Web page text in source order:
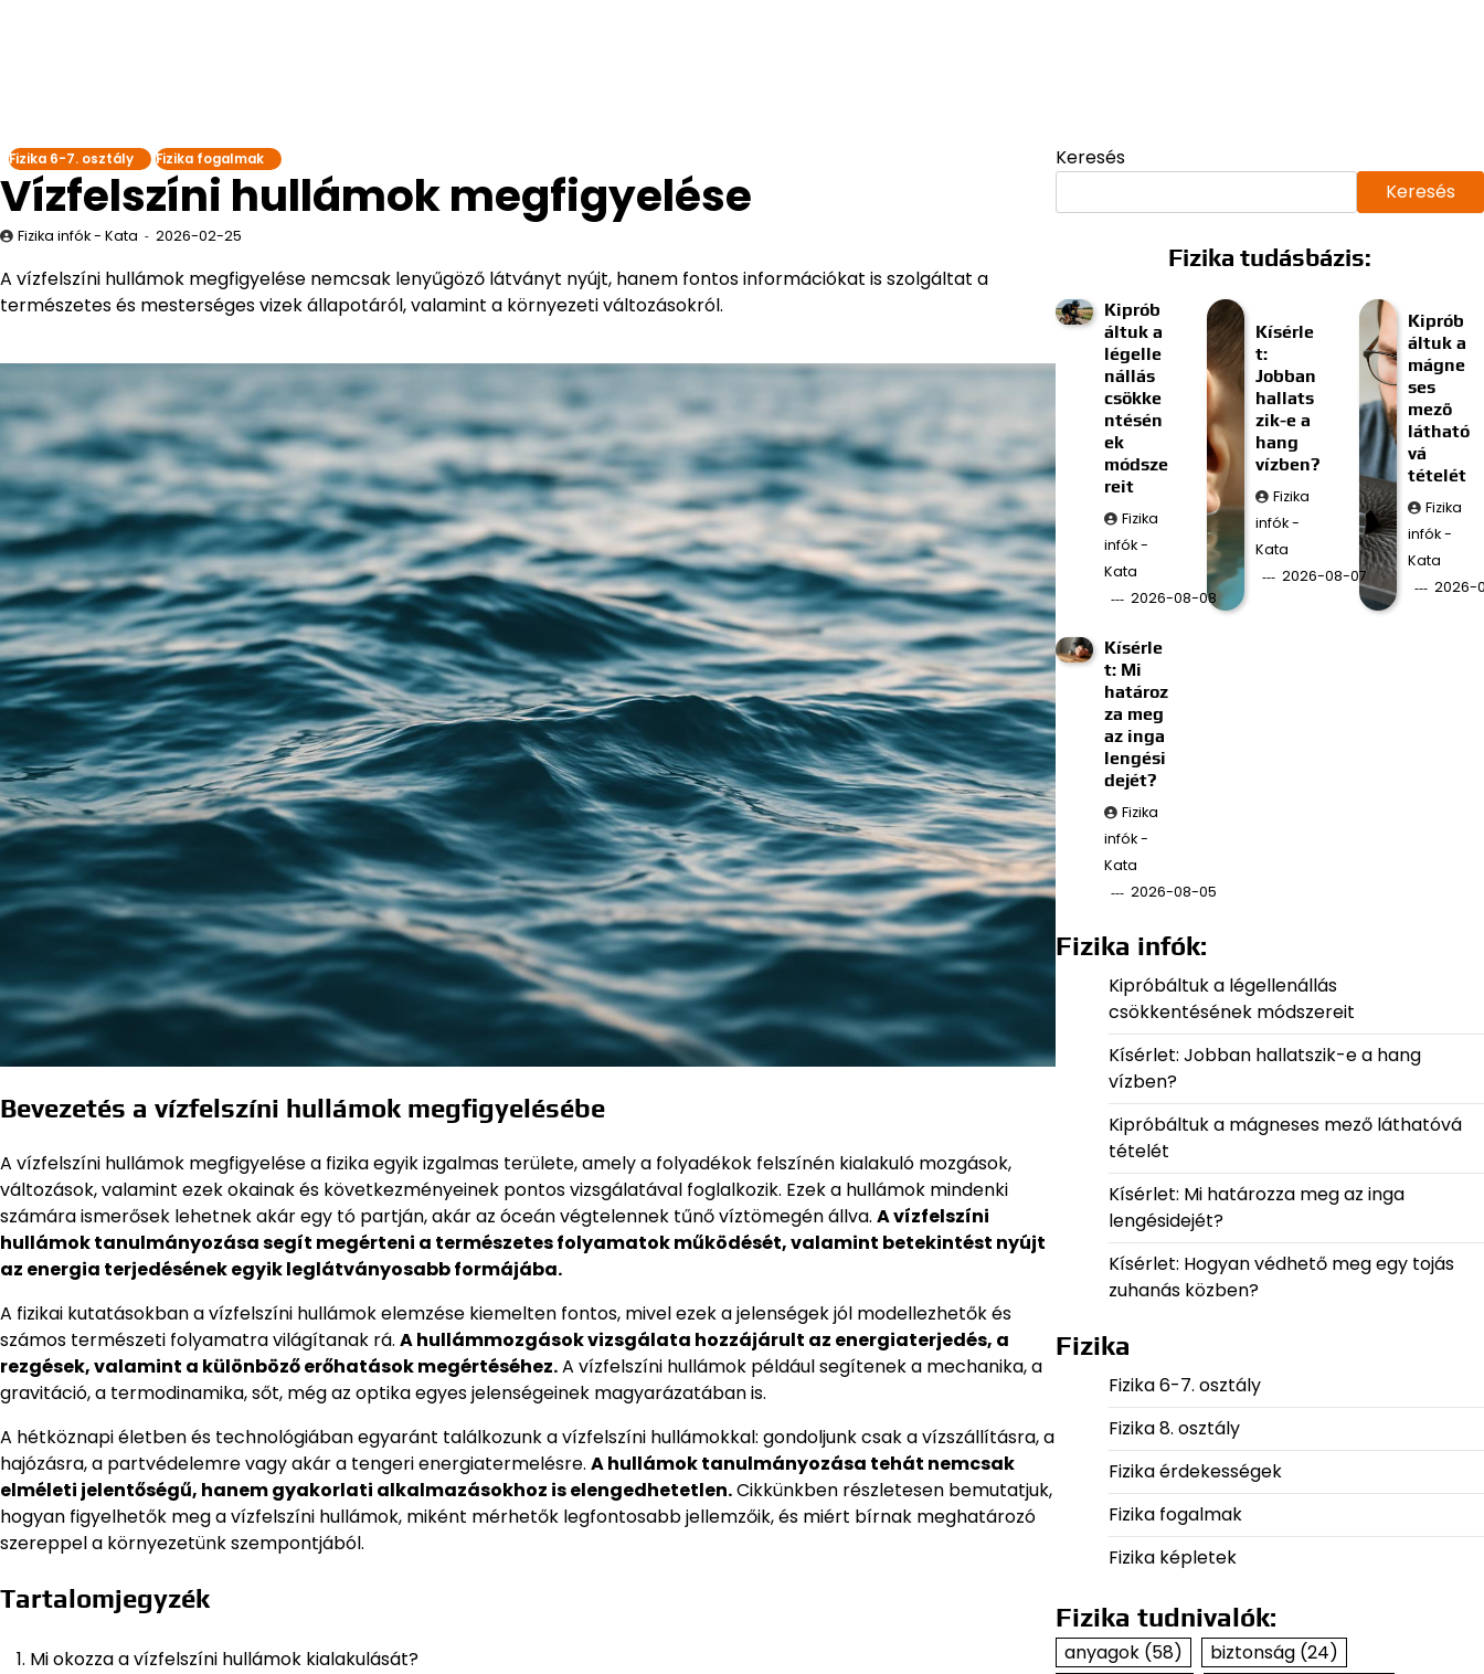
Fizika 6-7. osztály Fizika fogalmak
Vízfelszíni hullámok megfigyelése
Fizika infók - Kata 2026-02-25
A vízfelszíni hullámok megfigyelése nemcsak lenyűgöző látványt nyújt, hanem fontos információkat is szolgáltat a
természetes és mesterséges vizek állapotáról, valamint a környezeti változásokról.
Bevezetés a vízfelszíni hullámok megfigyelésébe
A vízfelszíni hullámok megfigyelése a fizika egyik izgalmas területe, amely a folyadékok felszínén kialakuló mozgások,
változások, valamint ezek okainak és következményeinek pontos vizsgálatával foglalkozik. Ezek a hullámok mindenki
számára ismerősek lehetnek akár egy tó partján, akár az óceán végtelennek tűnő víztömegén állva. A vízfelszíni
hullámok tanulmányozása segít megérteni a természetes folyamatok működését, valamint betekintést nyújt
az energia terjedésének egyik leglátványosabb formájába.
A fizikai kutatásokban a vízfelszíni hullámok elemzése kiemelten fontos, mivel ezek a jelenségek jól modellezhetők és
számos természeti folyamatra világítanak rá. A hullámmozgások vizsgálata hozzájárult az energiaterjedés, a
rezgések, valamint a különböző erőhatások megértéséhez.A vízfelszíni hullámok például segítenek a mechanika, a
gravitáció, a termodinamika, sőt, még az optika egyes jelenségeinek magyarázatában is.
A hétköznapi életben és technológiában egyaránt találkozunk a vízfelszíni hullámokkal: gondoljunk csak a vízszállításra, a
hajózásra, a partvédelemre vagy akár a tengeri energiatermelésre. A hullámok tanulmányozása tehát nemcsak
elméleti jelentőségű, hanem gyakorlati alkalmazásokhoz is elengedhetetlen.Cikkünkben részletesen bemutatjuk,
hogyan figyelhetők meg a vízfelszíni hullámok, miként mérhetők legfontosabb jellemzőik, és miért bírnak meghatározó
szereppel a környezetünk szempontjából.
Tartalomjegyzék
Mi okozza a vízfelszíni hullámok kialakulását?
Keresés
Keresés
Fizika tudásbázis:
Kiprób
áltuk a
légelle
nállás
csökke
ntésén
ek
módsze
reit
Fizika
infók -
Kata
2026-08-08
Kísérle
t:
Jobban
hallats
zik-e a
hang
vízben?
Fizika
infók -
Kata
2026-08-07
Kiprób
áltuk a
mágne
ses
mező
látható
vá
tételét
Fizika
infók -
Kata
2026-
Kísérle
t: Mi
határoz
za meg
az inga
lengési
dejét?
Fizika
infók -
Kata
2026-08-05
Fizika infók:
Kipróbáltuk a légellenállás
csökkentésének módszereit
Kísérlet: Jobban hallatszik-e a hang
vízben?
Kipróbáltuk a mágneses mező láthatóvá
tételét
Kísérlet: Mi határozza meg az inga
lengésidejét?
Kísérlet: Hogyan védhető meg egy tojás
zuhanás közben?
Fizika
Fizika 6-7. osztály
Fizika 8. osztály
Fizika érdekességek
Fizika fogalmak
Fizika képletek
Fizika tudnivalók:
anyagok(58) biztonság(24)